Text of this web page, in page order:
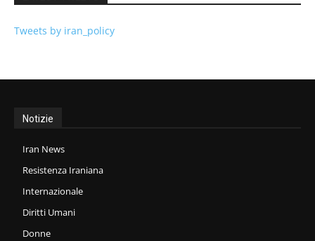
Tweets by iran_policy
Notizie
Iran News
Resistenza Iraniana
Internazionale
Diritti Umani
Donne